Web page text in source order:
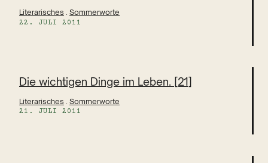
Literarisches . Sommerworte
22. JULI 2011
Die wichtigen Dinge im Leben. [21]
Literarisches Sommerworte
21. JULI 2011